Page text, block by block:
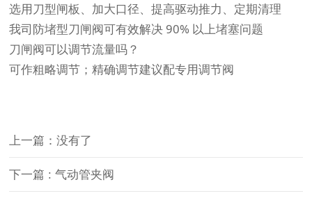
选用刀型闸板、加大口径、提高驱动推力、定期清理
我司防堵型刀闸阀可有效解决 90% 以上堵塞问题
刀闸阀可以调节流量吗？
可作粗略调节；精确调节建议配专用调节阀
上一篇：没有了
下一篇 : 气动管夹阀